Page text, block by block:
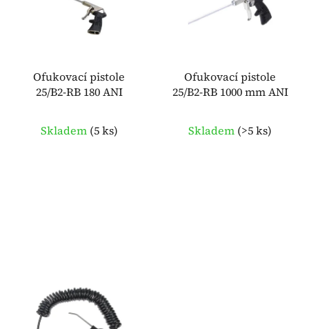
Ofukovací pistole
25/B2-RB 180 ANI
Skladem (5 ks)
Ofukovací pistole
25/B2-RB 1000 mm ANI
Skladem (>5 ks)